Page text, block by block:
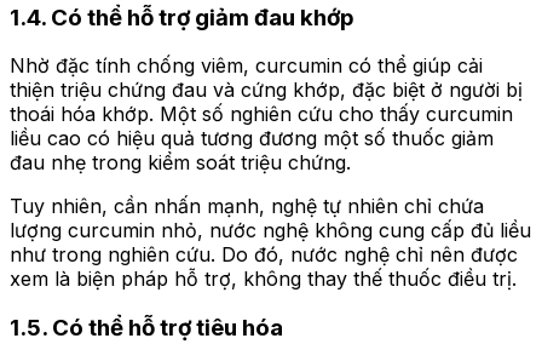
1.4. Có thể hỗ trợ giảm đau khớp
Nhờ đặc tính chống viêm, curcumin có thể giúp cải
thiện triệu chứng đau và cứng khớp, đặc biệt ở người bị
thoái hóa khớp. Một số nghiên cứu cho thấy curcumin
liều cao có hiệu quả tương đương một số thuốc giảm
đau nhẹ trong kiểm soát triệu chứng.
Tuy nhiên, cần nhấn mạnh, nghệ tự nhiên chỉ chứa
lượng curcumin nhỏ, nước nghệ không cung cấp đủ liều
như trong nghiên cứu. Do đó, nước nghệ chỉ nên được
xem là biện pháp hỗ trợ, không thay thế thuốc điều trị.
1.5. Có thể hỗ trợ tiêu hóa